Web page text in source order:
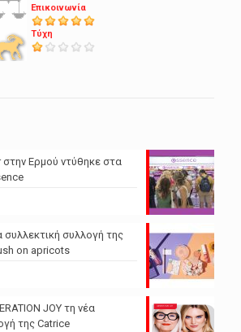
Επικοινωνία
Τύχη
Ερμού ντύθηκε στα
συλλογή της
on apricots
JOY τη νέα
της Catrice